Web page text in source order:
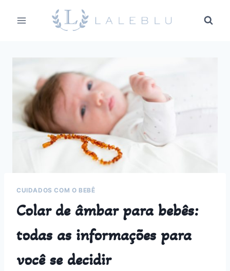
para
CUIDADOS COM O BEBÊ
Colar de âmbar para bebês:
todas as informações para
você se decidir